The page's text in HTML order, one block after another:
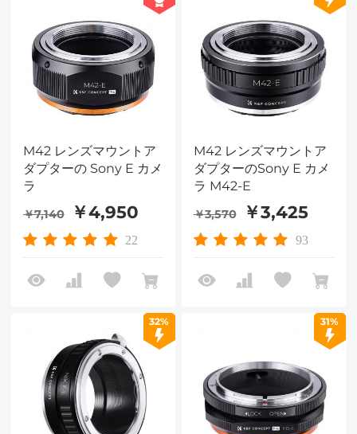
M42 レンズマウントア
ダプターの Sony E カメ
ラ
￥7,140 ￥4,950
22
M42 レンズマウントア
ダプターのSony E カメ
ラ M42-E
￥3,570 ￥3,425
93
32% 31%